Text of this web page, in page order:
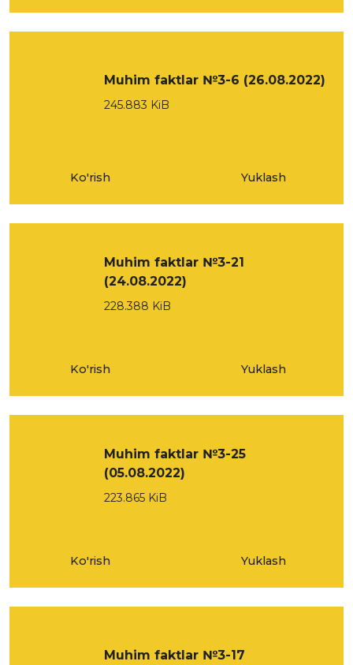
Muhim faktlar №3-6 (26.08.2022)
245.883 KiB
Ko'rish Yuklash
Muhim faktlar №3-21
(24.08.2022)
228.388 KiB
Ko'rish Yuklash
Muhim faktlar №3-25
(05.08.2022)
223.865 KiB
Ko'rish Yuklash
Muhim faktlar №3-17